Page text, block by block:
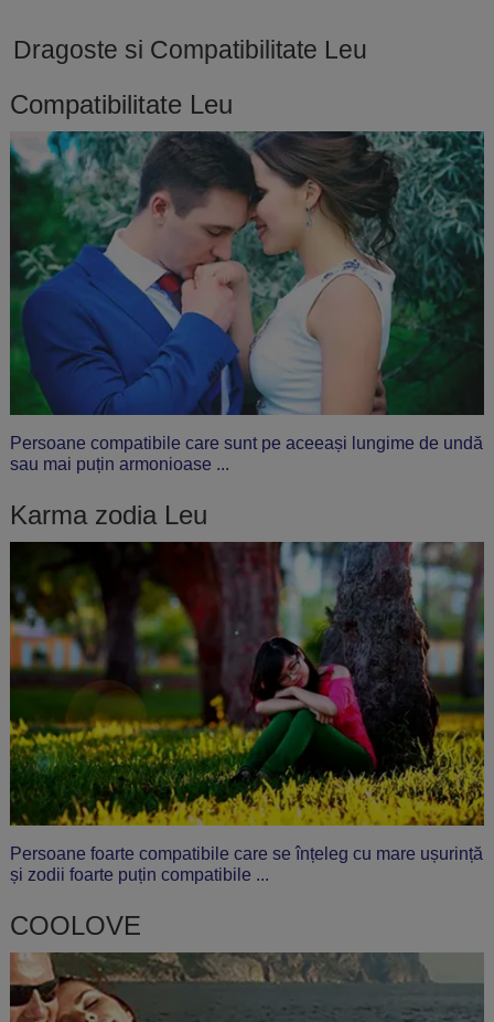
Dragoste si Compatibilitate Leu
Compatibilitate Leu
Persoane compatibile care sunt pe aceeași lungime de undă
sau mai puțin armonioase ...
Karma zodia Leu
Persoane foarte compatibile care se înțeleg cu mare ușurință
și zodii foarte puțin compatibile ...
COOLOVE